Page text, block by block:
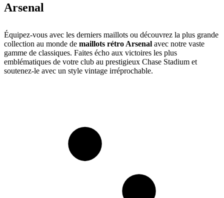
Arsenal
Équipez-vous avec les derniers maillots ou découvrez la plus grande
collection au monde de maillots rétro Arsenal avec notre vaste
gamme de classiques. Faites écho aux victoires les plus
emblématiques de votre club au prestigieux Chase Stadium et
soutenez-le avec un style vintage irréprochable.